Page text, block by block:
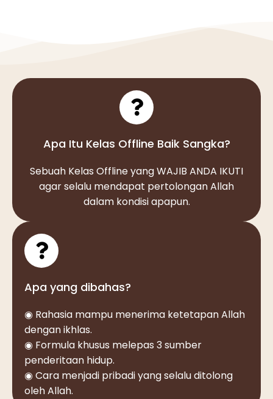
Apa Itu Kelas Offline Baik Sangka?
Sebuah Kelas Offline yang WAJIB ANDA IKUTI
agar selalu mendapat pertolongan Allah
dalam kondisi apapun.
Apa yang dibahas?
◉ Rahasia mampu menerima ketetapan Allah
dengan ikhlas.
◉ Formula khusus melepas 3 sumber
penderitaan hidup.
◉ Cara menjadi pribadi yang selalu ditolong
oleh Allah.